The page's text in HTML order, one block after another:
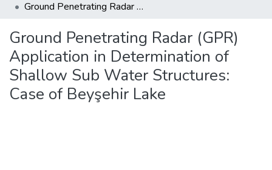
Ground Penetrating Radar (GPR) Application in Determination of Shallow Sub Water Structures: Case of Beyşehir Lake
Ground Penetrating Radar (GPR)
Application in Determination of
Shallow Sub Water Structures:
Case of Beyşehir Lake